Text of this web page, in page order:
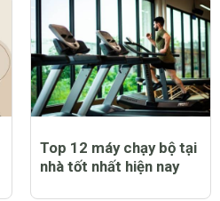
Top 12 máy chạy bộ tại
nhà tốt nhất hiện nay